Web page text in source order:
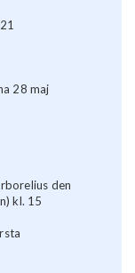
28 maj
den
kl. 15